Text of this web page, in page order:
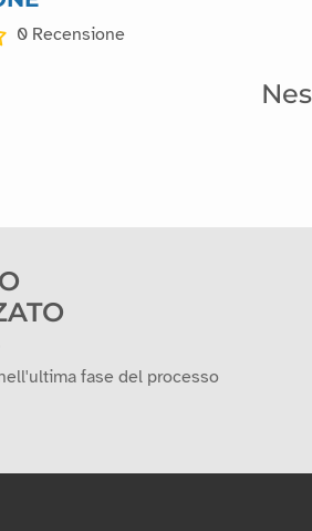
0 Recensione
fase del processo